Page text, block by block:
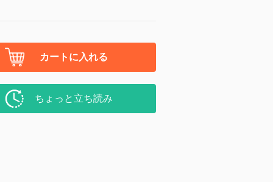
カートに入れる
ちょっと立ち読み